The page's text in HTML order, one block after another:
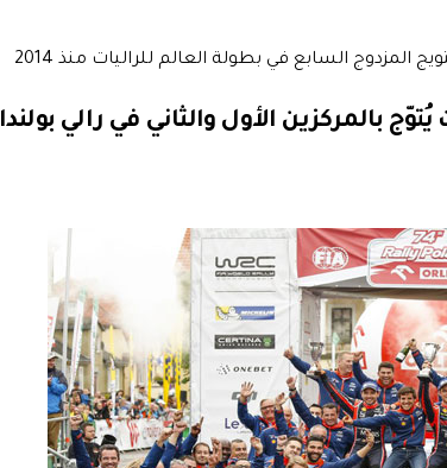
المزدوج السابع في بطولة العالم للراليات منذ 2014
بالمركزين الأول والثاني في رالي بولندا